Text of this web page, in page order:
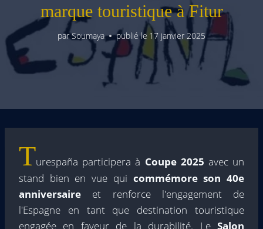
marque touristique à Fitur
parSoumaya publié le 17 janvier 2025
Turespaña participera à Coupe 2025 avec un
stand bien en vue qui commémore son 40e
anniversaire et renforce l'engagement de
l'Espagne en tant que destination touristique
engagée en faveur de la durabilité. Le Salon